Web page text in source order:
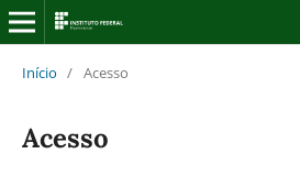
Início / Acesso
Acesso